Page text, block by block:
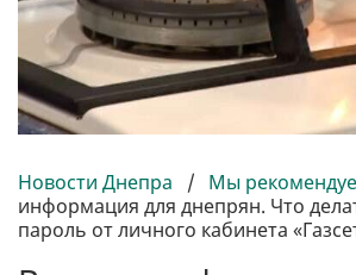
Новости Днепра / Мы
информация для днепрян. Что
пароль от личного кабинета